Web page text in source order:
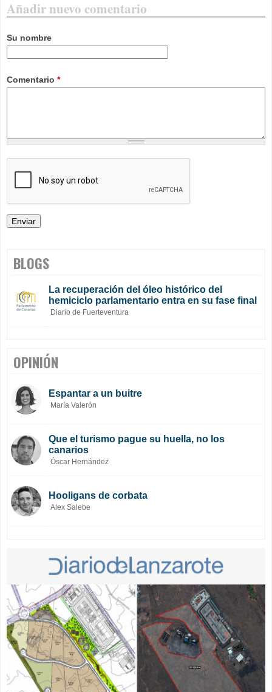
Añadir nuevo comentario
Su nombre
Comentario *
BLOGS
La recuperación del óleo histórico del
hemiciclo parlamentario entra en su fase final
Diario de Fuerteventura
OPINIÓN
Espantar a un buitre
María Valerón
Que el turismo pague su huella, no los
canarios
Óscar Hernández
Hooligans de corbata
Alex Salebe